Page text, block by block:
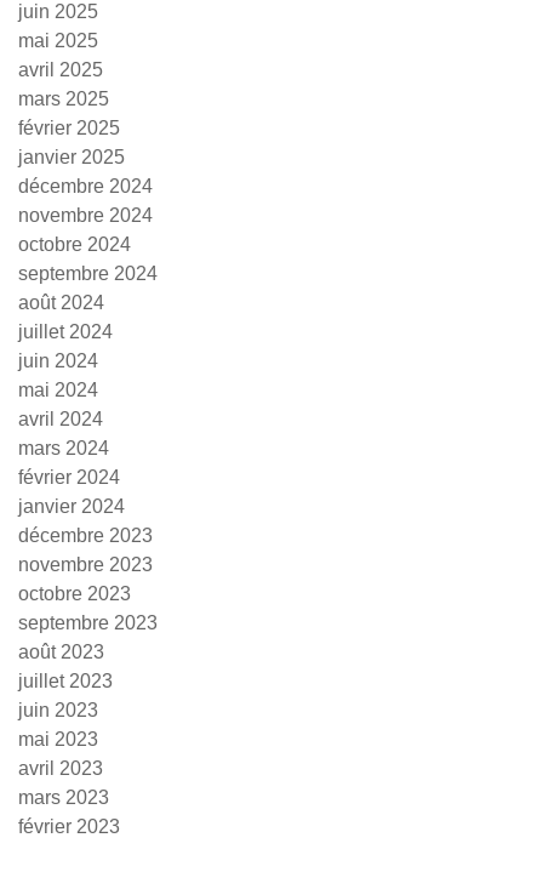
juin 2025
mai 2025
avril 2025
mars 2025
février 2025
janvier 2025
décembre 2024
novembre 2024
octobre 2024
septembre 2024
août 2024
juillet 2024
juin 2024
mai 2024
avril 2024
mars 2024
février 2024
janvier 2024
décembre 2023
novembre 2023
octobre 2023
septembre 2023
août 2023
juillet 2023
juin 2023
mai 2023
avril 2023
mars 2023
février 2023